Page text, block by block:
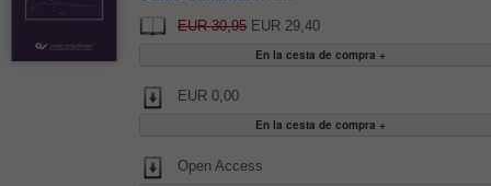
EUR 30,95EUR 29,40
EUR 0,00
Open Access